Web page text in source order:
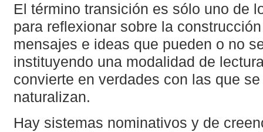
El término transición es sólo uno de
para reflexionar sobre la
mensajes e ideas que pueden o no
instituyendo una modalidad de
convierte en verdades con las que
naturalizan.
Hay sistemas nominativos y de